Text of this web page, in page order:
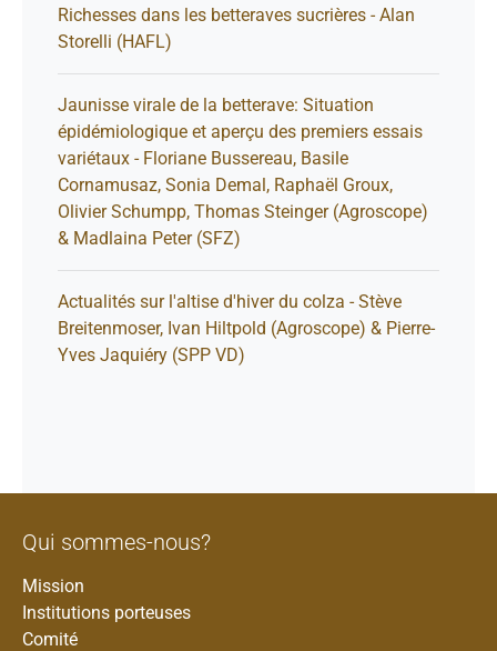
Richesses dans les betteraves sucrières - Alan
Storelli (HAFL)
Jaunisse virale de la betterave: Situation
épidémiologique et aperçu des premiers essais
variétaux - Floriane Bussereau, Basile
Cornamusaz, Sonia Demal, Raphaël Groux,
Olivier Schumpp, Thomas Steinger (Agroscope)
& Madlaina Peter (SFZ)
Actualités sur l'altise d'hiver du colza - Stève
Breitenmoser, Ivan Hiltpold (Agroscope) & Pierre-
Yves Jaquiéry (SPP VD)
Qui sommes-nous?
Mission
Institutions porteuses
Comité